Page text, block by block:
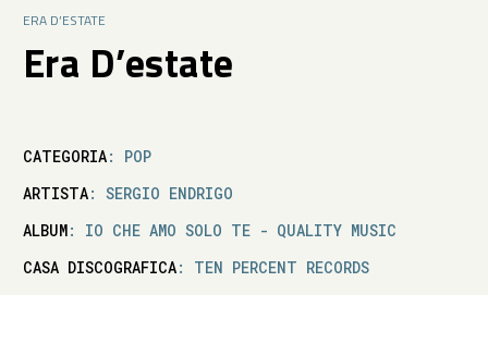
ERA D’ESTATE
Era D’estate
CATEGORIA: POP
ARTISTA: SERGIO ENDRIGO
ALBUM: IO CHE AMO SOLO TE - QUALITY MUSIC
CASA DISCOGRAFICA: TEN PERCENT RECORDS